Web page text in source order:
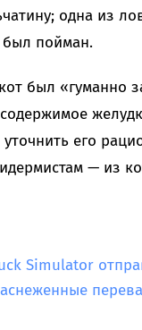
одна из
был пойман.
был «гуманно
его
— из
Simulator